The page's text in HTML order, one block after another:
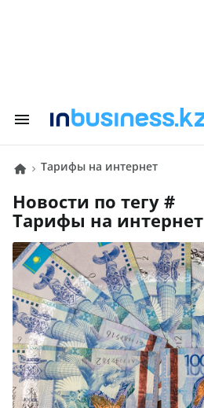
Тарифы на интернет
Новости по тегу #
Тарифы на интернет